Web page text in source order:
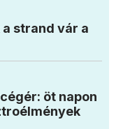
strand vár a
öt napon